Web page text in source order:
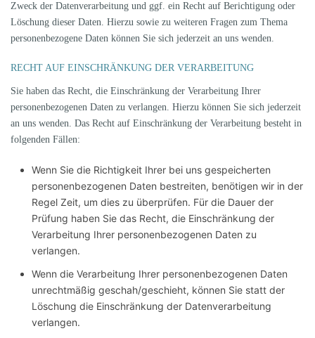
Zweck der Datenverarbeitung und ggf. ein Recht auf Berichtigung oder
Löschung dieser Daten. Hierzu sowie zu weiteren Fragen zum Thema
personenbezogene Daten können Sie sich jederzeit an uns wenden.
RECHT AUF EINSCHRÄNKUNG DER VERARBEITUNG
Sie haben das Recht, die Einschränkung der Verarbeitung Ihrer
personenbezogenen Daten zu verlangen. Hierzu können Sie sich jederzeit
an uns wenden. Das Recht auf Einschränkung der Verarbeitung besteht in
folgenden Fällen:
Wenn Sie die Richtigkeit Ihrer bei uns gespeicherten
personenbezogenen Daten bestreiten, benötigen wir in der
Regel Zeit, um dies zu überprüfen. Für die Dauer der
Prüfung haben Sie das Recht, die Einschränkung der
Verarbeitung Ihrer personenbezogenen Daten zu
verlangen.
Wenn die Verarbeitung Ihrer personenbezogenen Daten
unrechtmäßig geschah/geschieht, können Sie statt der
Löschung die Einschränkung der Datenverarbeitung
verlangen.